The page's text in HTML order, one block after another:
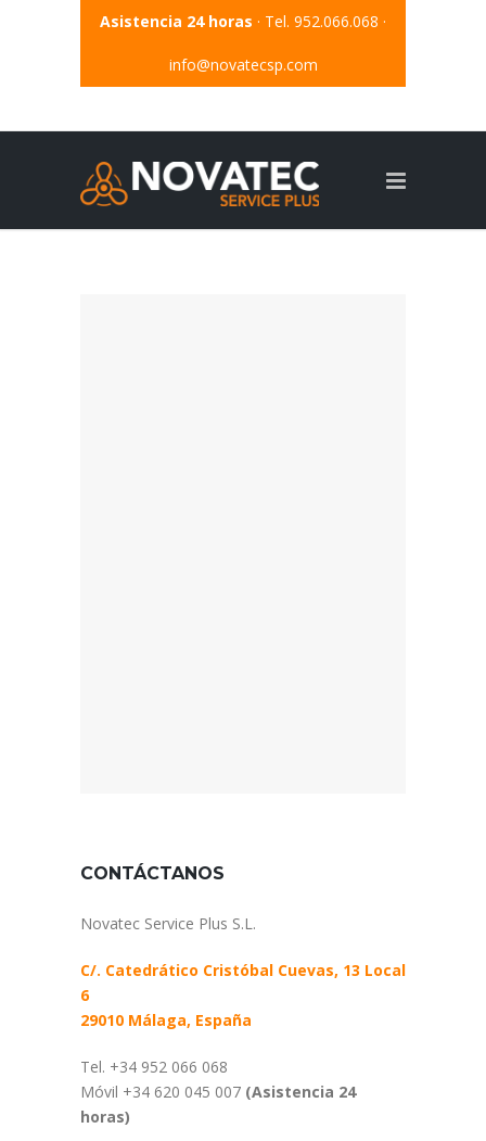
Asistencia 24 horas · Tel. 952.066.068 ·
info@novatecsp.com
CONTÁCTANOS
Novatec Service Plus S.L.
C/. Catedrático Cristóbal Cuevas, 13 Local
6
29010 Málaga, España
Tel. +34 952 066 068
Móvil +34 620 045 007 (Asistencia 24
horas)